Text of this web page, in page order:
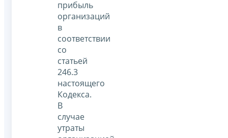
прибыль
организаций
в
соответствии
со
статьей
246.3
настоящего
Кодекса.
В
случае
утраты